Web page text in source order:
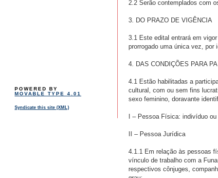
POWERED BY
MOVABLE TYPE 4.01
Syndicate this site (XML)
2.2 Serão contemplados com
3. DO PRAZO DE VIGÊNCIA
3.1 Este edital entrará em
prorrogado uma única vez, por
4. DAS CONDIÇÕES PARA
4.1 Estão habilitadas a
cultural, com ou sem fins
sexo feminino, doravante
I – Pessoa Física: indivíduo
II – Pessoa Jurídica
4.1.1 Em relação às pessoas
vínculo de trabalho com a
respectivos cônjuges,